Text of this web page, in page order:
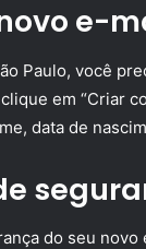
e-
Paulo, você
em “Criar
data de
do seu